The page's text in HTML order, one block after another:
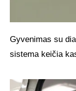
Gyvenimas su
sistema keičia